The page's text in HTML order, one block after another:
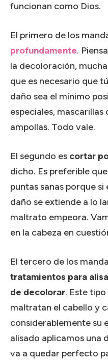
funcionan como Dios.
El primero de los
profundamente.
la decoloración,
que es necesario que
daño sea el mínimo
especiales,
ampollas. Todo vale.
El segundo es cortar
dicho. Es preferible
puntas sanas porque
daño se extiende a lo
maltrato empeora.
en la cabeza en
El tercero de los
tratamientos para
de decolorar. Este
maltratan el cabello y
considerablemente su
alisado aplicamos una
va a quedar perfecto